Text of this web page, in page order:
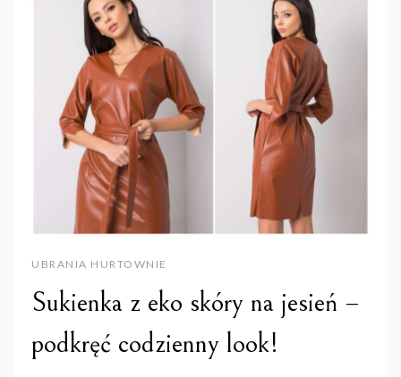
UBRANIA HURTOWNIE
Sukienka z eko skóry na jesień –
podkręć codzienny look!